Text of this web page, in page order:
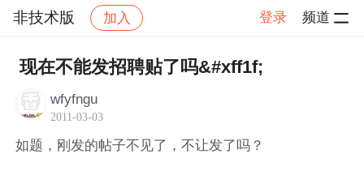
非技术版 加入 登录 频道
社区 非技术版 帖子详情
现在不能发招聘贴了吗&#xff1f;
wfyfngu
2011-03-03
如题，刚发的帖子不见了，不让发了吗？